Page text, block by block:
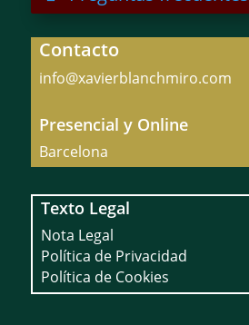
Contacto
info@xavierblanchmiro.com
Presencial y Online
Barcelona
Texto Legal
Nota Legal
Política de Privacidad
Política de Cookies